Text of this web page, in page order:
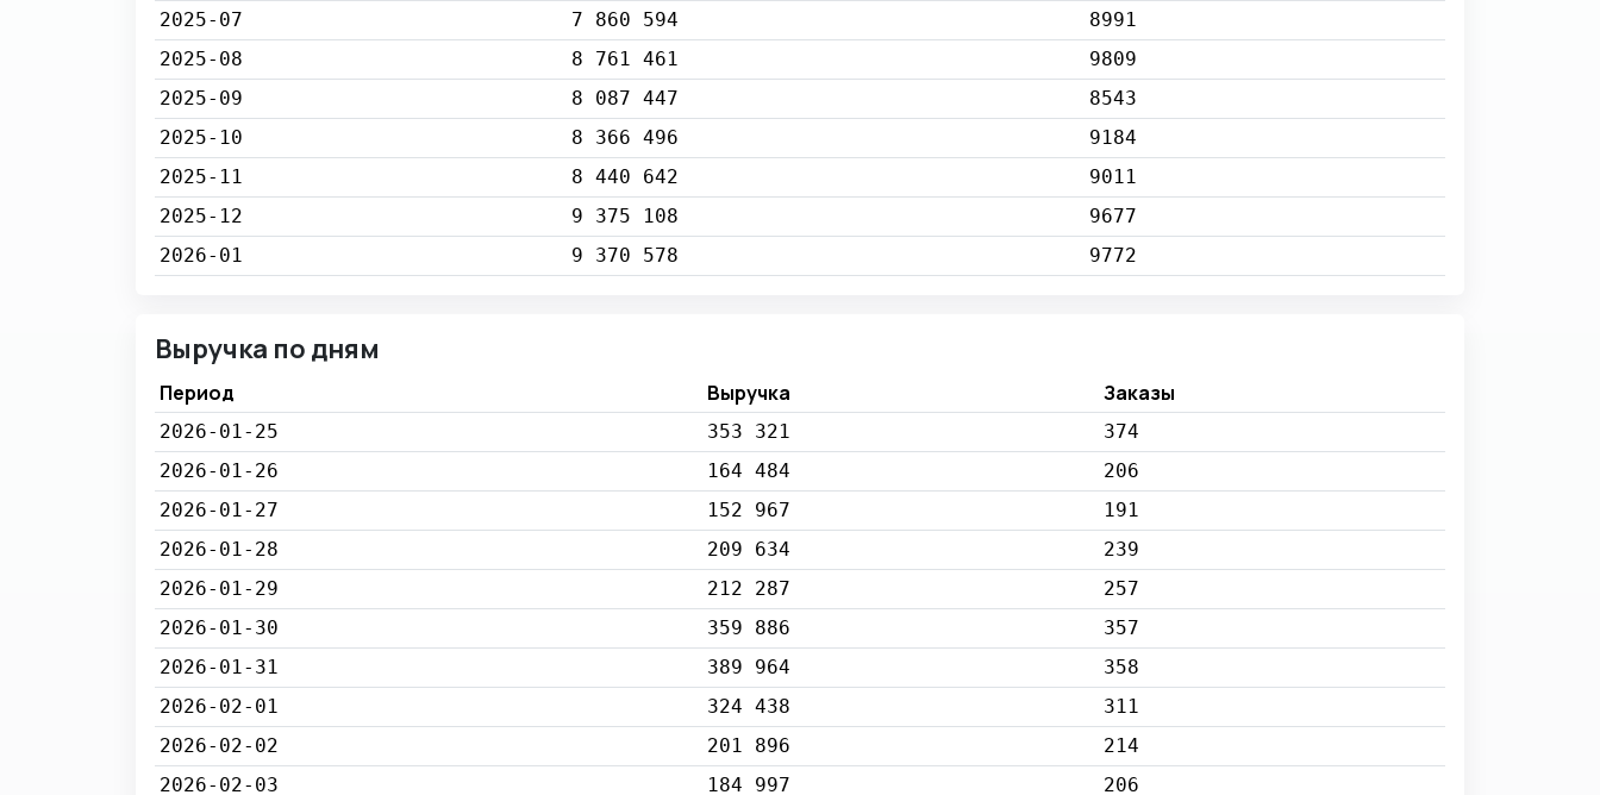
2025-07
7 860 594
8991
2025-08
8 761 461
9809
2025-09
8 087 447
8543
2025-10
8 366 496
9184
2025-11
8 440 642
9011
2025-12
9 375 108
9677
2026-01
9 370 578 9772
Выручка по дням
Период Выручка Заказы
2026-01-25 353 321
374
2026-01-26
164 484
206
2026-01-27
152 967
191
2026-01-28
209 634
239
2026-01-29
212 287
257
2026-01-30
359 886
357
2026-01-31
389 964
358
2026-02-01
324 438
311
2026-02-02
201 896
214
2026-02-03
184 997
206